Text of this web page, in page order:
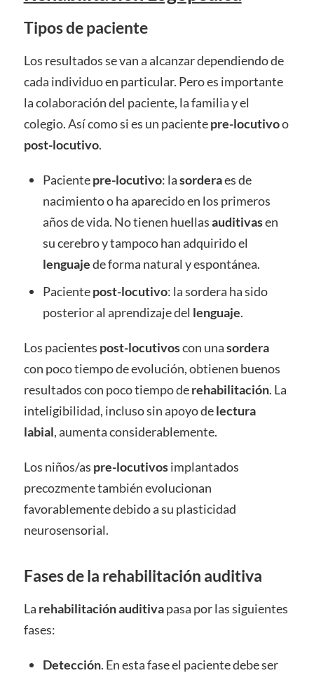
Tipos de paciente
Los resultados se van a alcanzar dependiendo de
cada individuo en particular. Pero es importante
la colaboración del paciente, la familia y el
colegio. Así como si es un pacientepre-locutivoo
post-locutivo.
Pacientepre-locutivo: lasorderaes de
nacimiento o ha aparecido en los primeros
años de vida. No tienen huellasauditivasen
su cerebro y tampoco han adquirido el
lenguajede forma natural y espontánea.
Pacientepost-locutivo: la sordera ha sido
posterior al aprendizaje del lenguaje.
Los pacientes post-locutivoscon unasordera
con poco tiempo de evolución, obtienen buenos
resultados con poco tiempo derehabilitación. La
inteligibilidad, incluso sin apoyo delectura
labial, aumenta considerablemente.
Los niños/as pre-locutivosimplantados
precozmente también evolucionan
favorablemente debido a su plasticidad
neurosensorial.
Fases de la rehabilitación auditiva
La rehabilitación auditivapasa por las siguientes
fases:
Detección. En esta fase el paciente debe ser